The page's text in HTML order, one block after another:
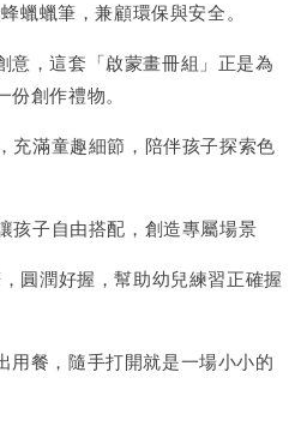
蠟蠟筆，兼顧環保與安全。
意，這套「啟蒙畫冊組」正是為
創作禮物。
充滿童趣細節，陪伴孩子探索色
孩子自由搭配，創造專屬場景
圓潤好握，幫助幼兒練習正確握
用餐，隨手打開就是一場小小的